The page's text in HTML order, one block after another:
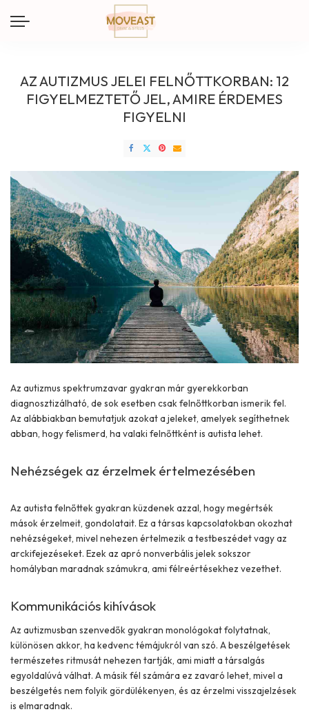
AZ AUTIZMUS JELEI FELNŐTTKORBAN: 12
FIGYELMEZTETŐ JEL, AMIRE ÉRDEMES
FIGYELNI
Az autizmus spektrumzavar gyakran már gyerekkorban
diagnosztizálható, de sok esetben csak felnőttkorban ismerik fel.
Az alábbiakban bemutatjuk azokat a jeleket, amelyek segíthetnek
abban, hogy felismerd, ha valaki felnőttként is autista lehet.
Nehézségek az érzelmek értelmezésében
Az autista felnőttek gyakran küzdenek azzal, hogy megértsék
mások érzelmeit, gondolatait. Ez a társas kapcsolatokban okozhat
nehézségeket, mivel nehezen értelmezik a testbeszédet vagy az
arckifejezéseket. Ezek az apró nonverbális jelek sokszor
homályban maradnak számukra, ami félreértésekhez vezethet.
Kommunikációs kihívások
Az autizmusban szenvedőkgyakran monológokat folytatnak,
különösen akkor, ha kedvenc témájukról van szó. A beszélgetések
természetes ritmusát nehezen tartják, ami miatt a társalgás
egyoldalúvá válhat. A másik fél számára ez zavaró lehet, mivel a
beszélgetés nem folyik gördülékenyen, és az érzelmi visszajelzések
is elmaradnak.